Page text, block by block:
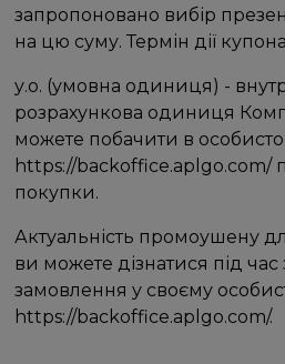
запропоновано вибір
на цю суму. Термін дії
у.о. (умовна одиниця) -
розрахункова одиниця
можете побачити в
https://backoffice.aplgo.com/
покупки.
Актуальність промоушену
ви можете дізнатися під час
замовлення у своєму
https://backoffice.aplgo.com/.